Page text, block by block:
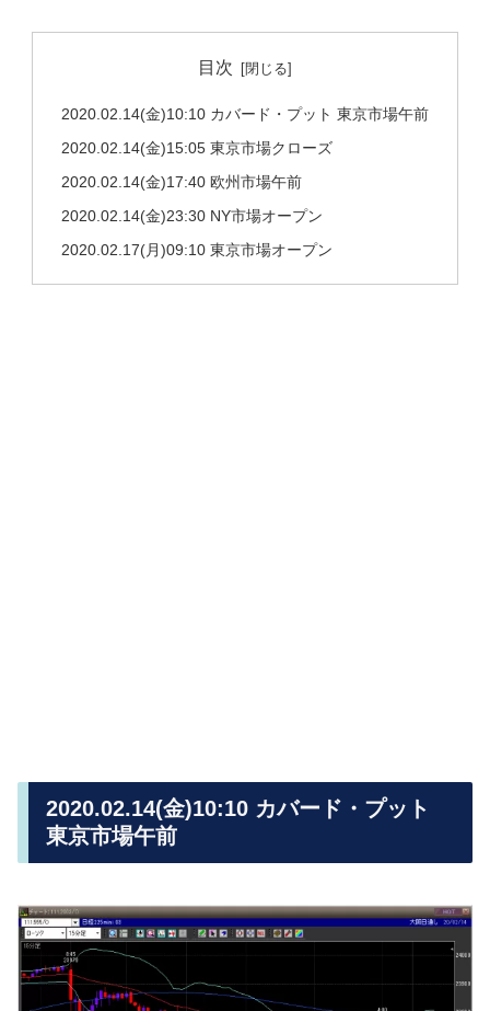
目次
2020.02.14(金)10:10 カバード・プット 東京市場午前
2020.02.14(金)15:05 東京市場クローズ
2020.02.14(金)17:40 欧州市場午前
2020.02.14(金)23:30 NY市場オープン
2020.02.17(月)09:10 東京市場オープン
2020.02.14(金)10:10 カバード・プット
東京市場午前